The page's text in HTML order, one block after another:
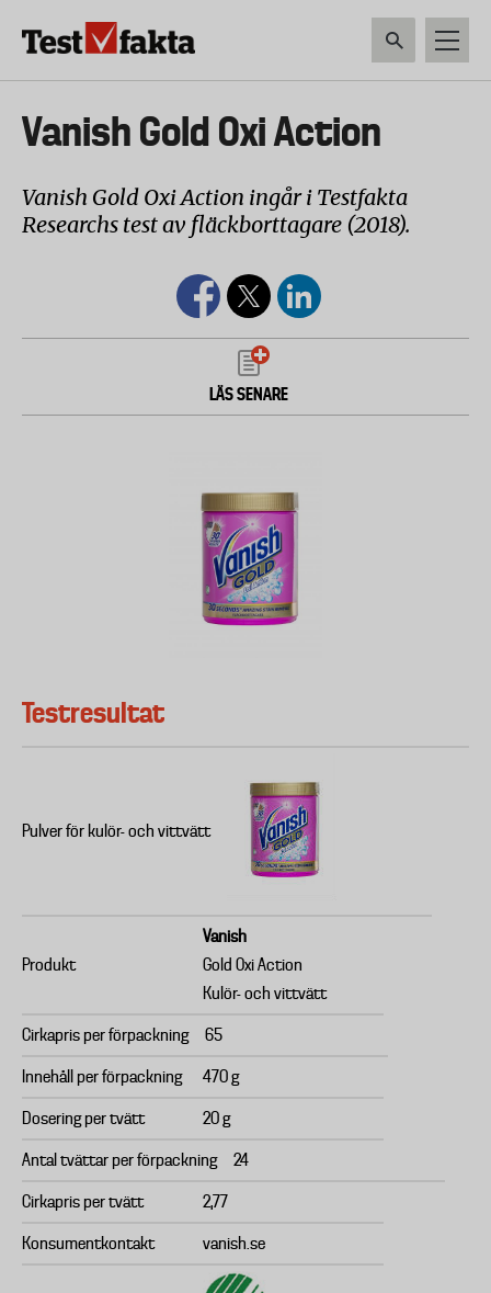
Huvudmeny
ny
Vanish Gold Oxi Action
Vanish Gold Oxi Action ingår i Testfakta
Researchs test av fläckborttagare (2018).
LÄS SENARE
Testresultat
Pulver för kulör- och vittvätt
Produkt
Vanish
Gold Oxi Action
Kulör- och vittvätt
Cirkapris per förpackning 65
Innehåll per förpackning 470 g
Dosering per tvätt 20 g
Antal tvättar per förpackning 24
Cirkapris per tvätt 2,77
Konsumentkontakt vanish.se